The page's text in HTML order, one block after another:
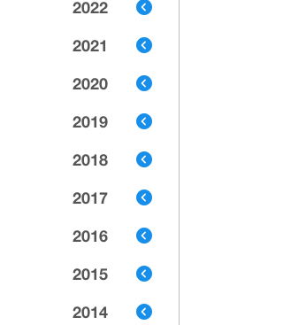
2022
2021
2020
2019
2018
2017
2016
2015
2014